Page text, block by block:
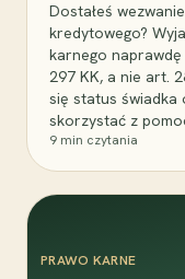
Dostałeś
kredytowego?
karnego
297 KK, a nie art.
się status świadka
skorzystać z
9 min czytania
PRAWO KARNE